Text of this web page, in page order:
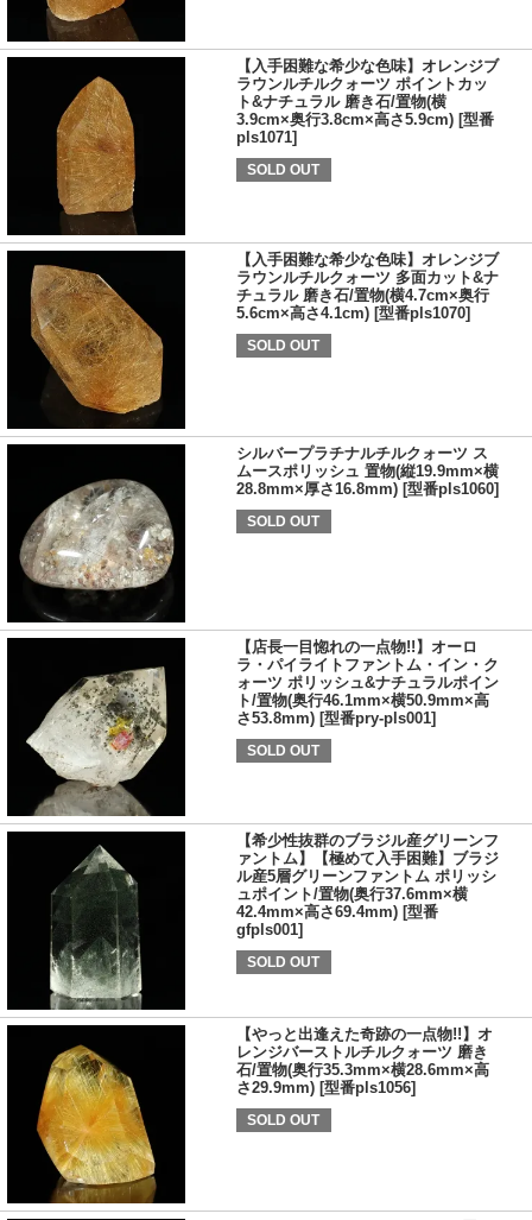
【入手困難な希少な色味】オレンジブ
ラウンルチルクォーツ ポイントカッ
ト&ナチュラル 磨き石/置物(横
3.9cm×奥行3.8cm×高さ5.9cm) [型番
pls1071]
SOLD OUT
【入手困難な希少な色味】オレンジブ
ラウンルチルクォーツ 多面カット&ナ
チュラル 磨き石/置物(横4.7cm×奥行
5.6cm×高さ4.1cm) [型番pls1070]
SOLD OUT
シルバープラチナルチルクォーツ ス
ムースポリッシュ 置物(縦19.9mm×横
28.8mm×厚さ16.8mm) [型番pls1060]
SOLD OUT
【店長一目惚れの一点物!!】オーロ
ラ・パイライトファントム・イン・ク
ォーツ ポリッシュ&ナチュラルポイン
ト/置物(奥行46.1mm×横50.9mm×高
さ53.8mm) [型番pry-pls001]
SOLD OUT
【希少性抜群のブラジル産グリーンフ
ァントム】【極めて入手困難】ブラジ
ル産5層グリーンファントム ポリッシ
ュポイント/置物(奥行37.6mm×横
42.4mm×高さ69.4mm) [型番
gfpls001]
SOLD OUT
【やっと出逢えた奇跡の一点物!!】オ
レンジバーストルチルクォーツ 磨き
石/置物(奥行35.3mm×横28.6mm×高
さ29.9mm) [型番pls1056]
SOLD OUT